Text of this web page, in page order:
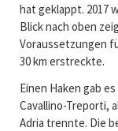
hat geklappt. 2017
Blick nach oben
Voraussetzungen
30 km erstreckte.
Einen Haken gab
Cavallino-Treporti,
Adria trennte. Die